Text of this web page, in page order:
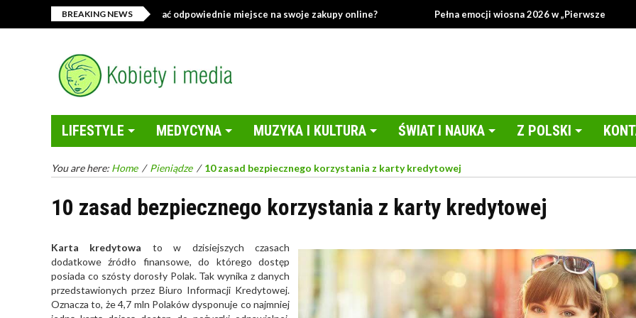
BREAKING NEWS
z tekstyliami – jak wybrać odpowiednie miejsce na swoje zakupy online? Pełna emocji wiosna 2026 w „Pierwszej miłości”!
LIFESTYLE MEDYCYNA MUZYKA I KULTURA ŚWIAT I NAUKA Z POLSKI
You are here: Home / Pieniądze / 10 zasad bezpiecznego korzystania z karty kredytowej
10 zasad bezpiecznego korzystania z karty kredytowej
Karta kredytowa to w dzisiejszych czasach
dodatkowe źródło finansowe, do którego dostęp
posiada co szósty dorosły Polak. Tak wynika z danych
przedstawionych przez Biuro Informacji Kredytowej.
Oznacza to, że 4,7 mln Polaków dysponuje co najmniej